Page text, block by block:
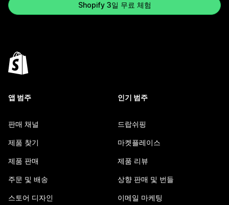
Shopify 3일 무료 체험
앱 범주
판매 채널
제품 찾기
제품 판매
주문 및 배송
스토어 디자인
인기 범주
드랍쉬핑
마켓플레이스
제품 리뷰
상향 판매 및 번들
이메일 마케팅